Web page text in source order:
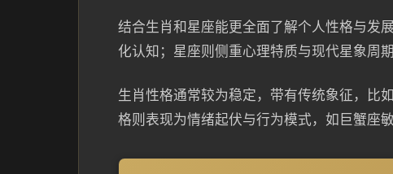
结合生肖和星座能更全面了解个人性格与发
化认知；星座则侧重心理特质与现代星象周期
生肖性格通常较为稳定，带有传统象征，比
格则表现为情绪起伏与行为模式，如巨蟹座